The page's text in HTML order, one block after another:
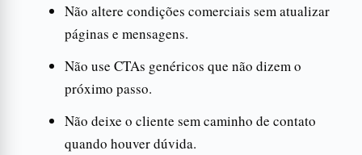
Não altere condições comerciais sem atualizar
páginas e mensagens.
Não use CTAs genéricos que não dizem o
próximo passo.
Não deixe o cliente sem caminho de contato
quando houver dúvida.